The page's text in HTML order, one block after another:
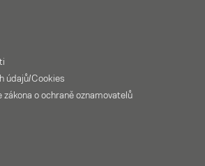
údajů/Cookies
o ochraně oznamovatelů